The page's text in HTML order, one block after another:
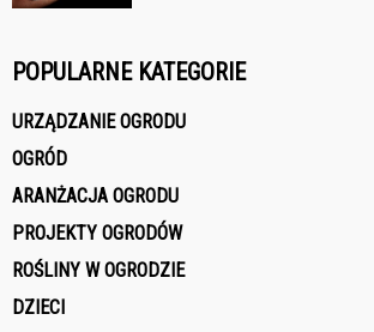
POPULARNE KATEGORIE
URZĄDZANIE OGRODU
OGRÓD
ARANŻACJA OGRODU
PROJEKTY OGRODÓW
ROŚLINY W OGRODZIE
DZIECI